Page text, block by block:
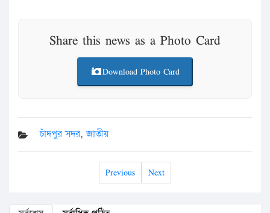
Share this news as a Photo Card
Download Photo Card
চাঁদপুর সদর,জাতীয়
Previous Next